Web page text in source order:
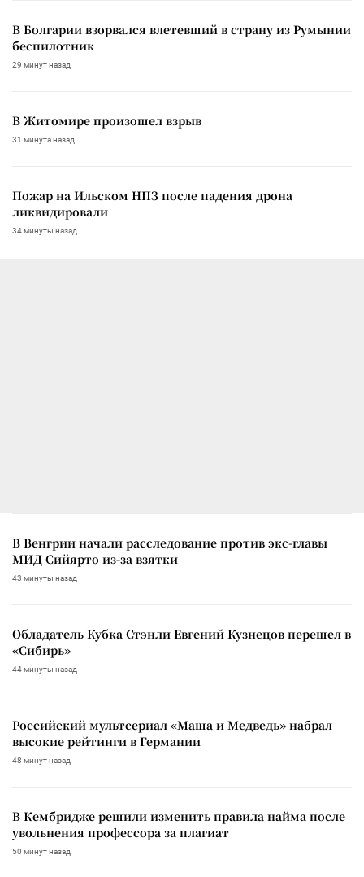
В Болгарии взорвался влетевший в страну из Румынии
беспилотник
29 минут назад
В Житомире произошел взрыв
31 минута назад
Пожар на Ильском НПЗ после падения дрона
ликвидировали
34 минуты назад
В Венгрии начали расследование против экс-главы
МИД Сийярто из-за взятки
43 минуты назад
Обладатель Кубка Стэнли Евгений Кузнецов перешел в
«Сибирь»
44 минуты назад
Российский мультсериал «Маша и Медведь» набрал
высокие рейтинги в Германии
48 минут назад
В Кембридже решили изменить правила найма после
увольнения профессора за плагиат
50 минут назад